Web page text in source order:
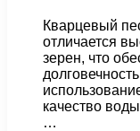
Кварцевый
отличается
зерен, что
качество
…